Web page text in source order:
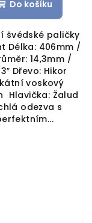
Do košíku
švédské paličky
Délka: 406mm /
14,3mm /
Dřevo: Hikor
voskový
Hlavička: Žalud
odezva s